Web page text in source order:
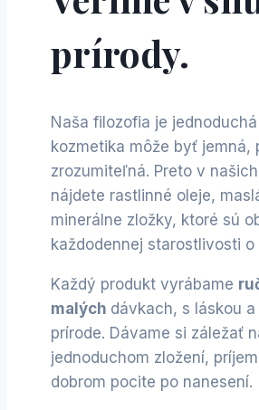
prírody.
Naša filozofia je
kozmetika môže byť jemná,
zrozumiteľná. Preto v
nájdete rastlinné oleje,
minerálne zložky, ktoré sú
každodennej starostlivosti o
Každý produkt vyrábame
malých dávkach, s láskou
prírode. Dávame si záležať
jednoduchom zložení,
dobrom pocite po nanesení.